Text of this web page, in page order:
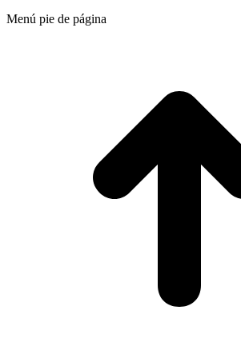
Menú pie de página